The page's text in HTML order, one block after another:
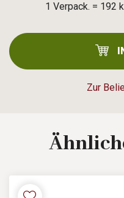
1 Verpack. = 192
Zur